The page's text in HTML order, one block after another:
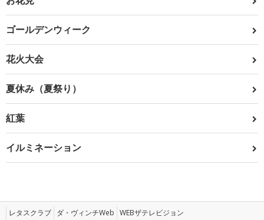
ゴールデンウィーク
花火大会
夏休み（夏祭り）
紅葉
イルミネーション
レタスクラブ ダ・ヴィンチWeb WEBザテレビジョン